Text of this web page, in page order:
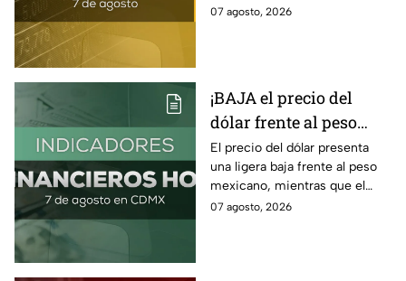
Street y de la BMV, así como el
07 agosto, 2026
¡BAJA el precio del
dólar frente al peso
hoy! Así quedó este
viernes 7 de agosto
2026
El precio del dólar presenta
una ligera baja frente al peso
mexicano, mientras que el
petróleo también presenta una
07 agosto, 2026